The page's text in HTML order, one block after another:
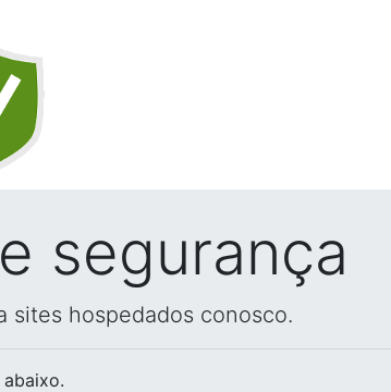
segurança
sites hospedados conosco.